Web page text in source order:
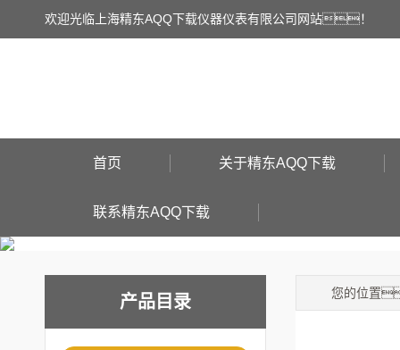
欢迎光临上海精东AQQ下载仪器仪表有限公司网站！
首页 关于精东AQQ下载
联系精东AQQ下载
产品目录 您的位置